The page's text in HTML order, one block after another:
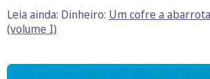
Leia ainda: Dinheiro: Um cofre a
(volume I)